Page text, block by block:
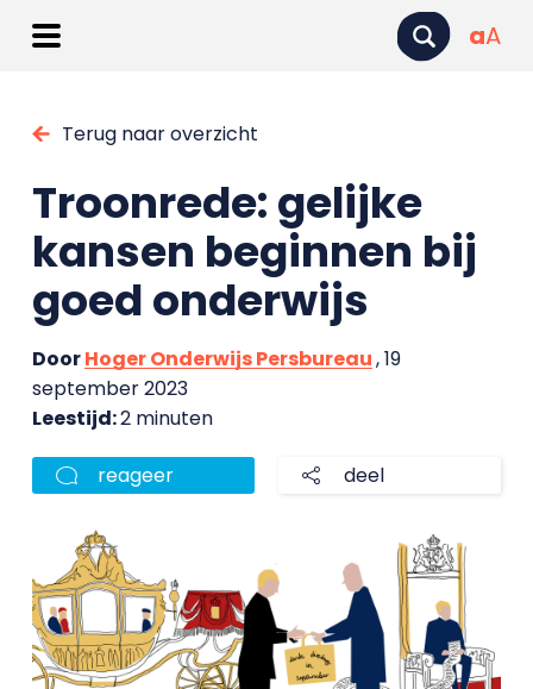
aA
Terug naar overzicht
Troonrede: gelijke
kansen beginnen bij
goed onderwijs
DoorHoger Onderwijs Persbureau, 19
september 2023
Leestijd:2 minuten
reageer deel